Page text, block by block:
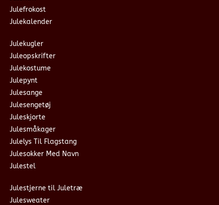
Julefrokost
Julekalender
Julekugler
Juleopskrifter
Julekostume
Julepynt
Julesange
Julesengetøj
Juleskjorte
Julesmåkager
Julelys Til Flagstang
Julesokker Med Navn
Julestel
Julestjerne til Juletræ
Julesweater